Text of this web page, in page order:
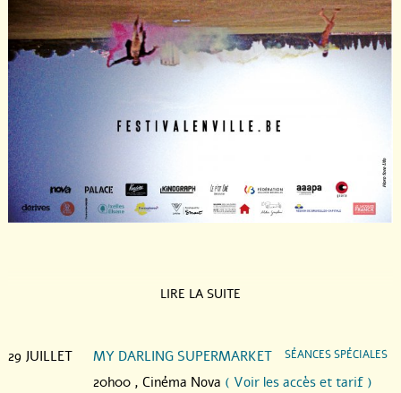
LIRE LA SUITE
29 JUILLET MY DARLING SUPERMARKET SÉANCES SPÉCIALES
20h00 , Cinéma Nova ( Voir les accès et tarif )